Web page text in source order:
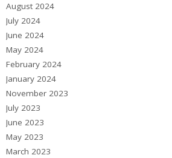
August 2024
July 2024
June 2024
May 2024
February 2024
January 2024
November 2023
July 2023
June 2023
May 2023
March 2023